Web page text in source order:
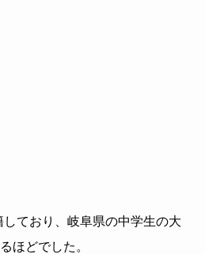
ており、岐阜県の中学生の大
ほどでした。